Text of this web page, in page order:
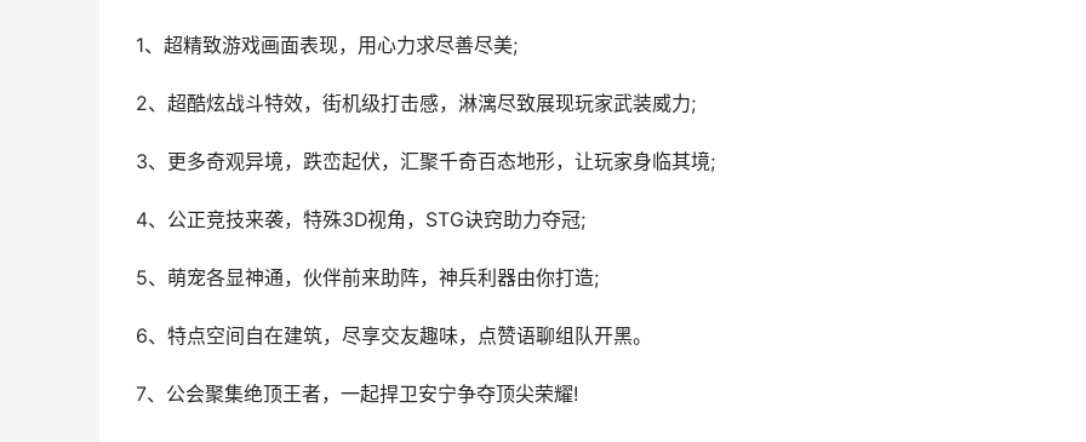
1、超精致游戏画面表现，用心力求尽善尽美;
2、超酷炫战斗特效，街机级打击感，淋漓尽致展现玩家武装威力;
3、更多奇观异境，跌峦起伏，汇聚千奇百态地形，让玩家身临其境;
4、公正竞技来袭，特殊3D视角，STG诀窍助力夺冠;
5、萌宠各显神通，伙伴前来助阵，神兵利器由你打造;
6、特点空间自在建筑，尽享交友趣味，点赞语聊组队开黑。
7、公会聚集绝顶王者，一起捍卫安宁争夺顶尖荣耀!